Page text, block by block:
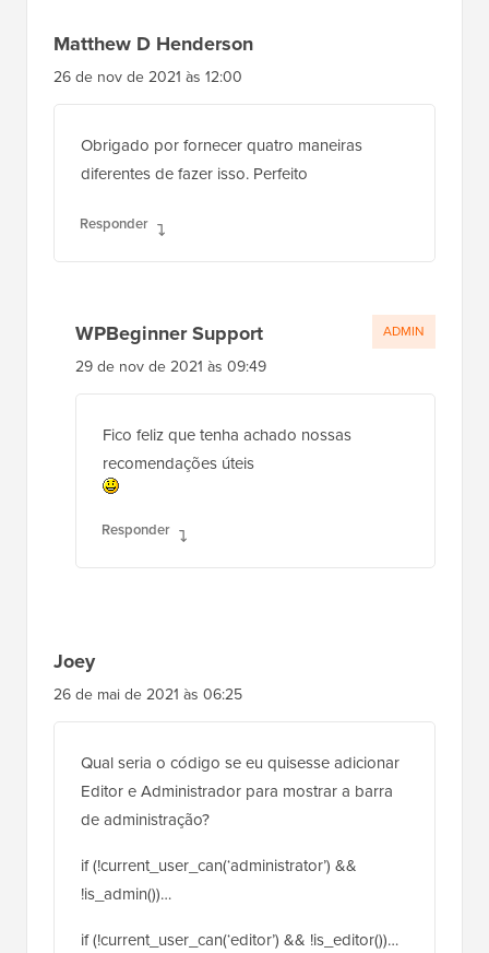
Matthew D Henderson
26 de nov de 2021 às 12:00
Obrigado por fornecer quatro maneiras
diferentes de fazer isso. Perfeito
Responder
WPBeginner Support
29 de nov de 2021 às 09:49
Fico feliz que tenha achado nossas
recomendações úteis
Responder
ADMIN
Joey
26 de mai de 2021 às 06:25
Qual seria o código se eu quisesse adicionar
Editor e Administrador para mostrar a barra
de administração?
if (!current_user_can(‘administrator’) &&
!is_admin())…
if (!current_user_can(‘editor’) && !is_editor())…